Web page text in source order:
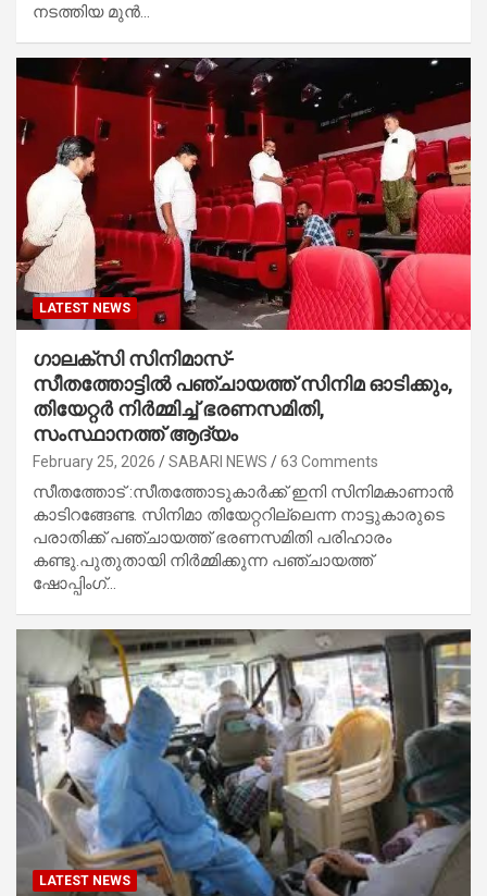
നടത്തിയ മുന്‍…
LATEST NEWS
ഗാലക്സി സിനിമാസ്-
സീതത്തോട്ടില്‍ പഞ്ചായത്ത് സിനിമ ഓടിക്കും,
തിയേറ്റര്‍ നിര്‍മ്മിച്ച്‌ ഭരണസമിതി,
സംസ്ഥാനത്ത് ആദ്യം
February 25, 2026 SABARI NEWS 63 Comments
സീതത്തോട് :സീതത്തോടുകാർക്ക് ഇനി സിനിമകാണാൻ
കാടിറങ്ങേണ്ട. സിനിമാ തിയേറ്ററില്ലെന്ന നാട്ടുകാരുടെ
പരാതിക്ക് പഞ്ചായത്ത് ഭരണസമിതി പരിഹാരം
കണ്ടു.പുതുതായി നിർമ്മിക്കുന്ന പഞ്ചായത്ത്
ഷോപ്പിംഗ്…
LATEST NEWS